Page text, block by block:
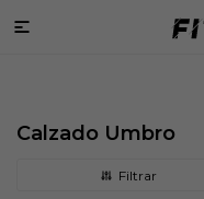

Calzado Umbro